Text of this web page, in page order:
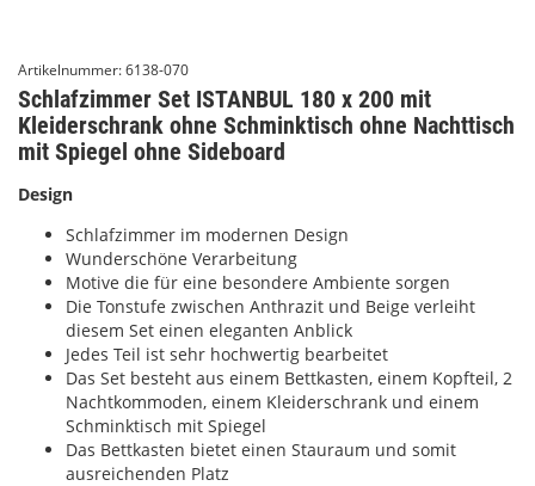
Artikelnummer:6138-070
Schlafzimmer Set ISTANBUL 180 x 200 mit
Kleiderschrank ohne Schminktisch ohne Nachttisch
mit Spiegel ohne Sideboard
Design
Schlafzimmer im modernen Design
Wunderschöne Verarbeitung
Motive die für eine besondere Ambiente sorgen
Die Tonstufe zwischen Anthrazit und Beige verleiht
diesem Set einen eleganten Anblick
Jedes Teil ist sehr hochwertig bearbeitet
Das Set besteht aus einem Bettkasten, einem Kopfteil, 2
Nachtkommoden, einem Kleiderschrank und einem
Schminktisch mit Spiegel
Das Bettkasten bietet einen Stauraum und somit
ausreichenden Platz